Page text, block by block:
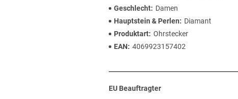
Geschlecht
Damen
Hauptstein & Perlen
Diamant
Produktart Ohrstecker
EAN
4069923157402
EU Beauftragter